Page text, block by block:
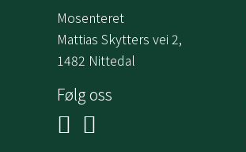
Mosenteret
Mattias Skytters vei 2,
1482 Nittedal
Følg oss